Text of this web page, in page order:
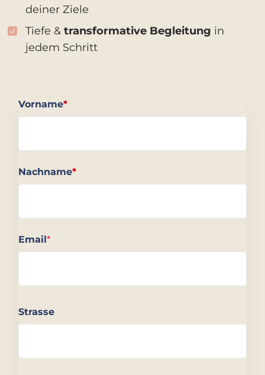
deiner Ziele
Tiefe & transformative Begleitung in
jedem Schritt
Vorname*
Nachname*
Email*
Strasse